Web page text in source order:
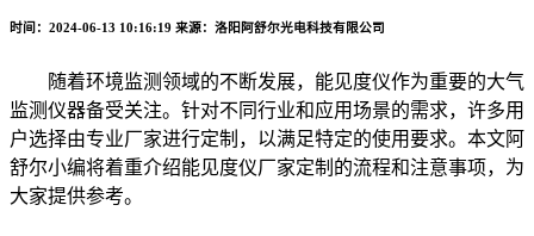
时间：2024-06-13 10:16:19 来源：洛阳阿舒尔光电科技有限公司
随着环境监测领域的不断发展，能见度仪作为重要的大气
监测仪器备受关注。针对不同行业和应用场景的需求，许多用
户选择由专业厂家进行定制，以满足特定的使用要求。本文阿
舒尔小编将着重介绍能见度仪厂家定制的流程和注意事项，为
大家提供参考。